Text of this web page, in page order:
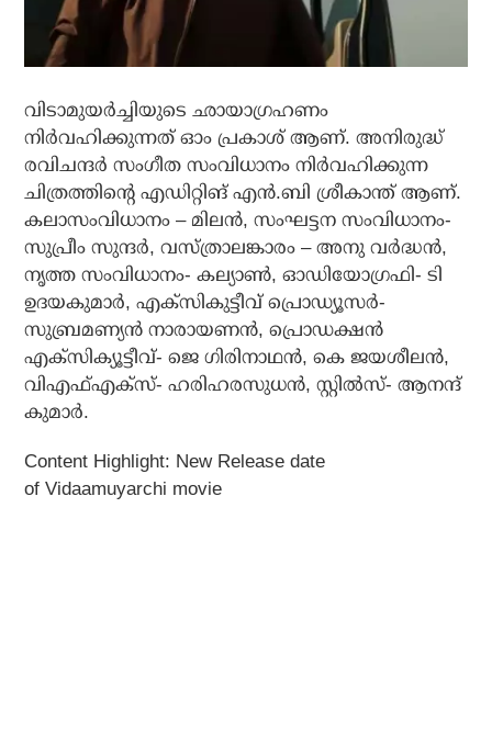
വിടാമുയര്‍ച്ചിയുടെ ഛായാഗ്രഹണം
നിര്‍വഹിക്കുന്നത് ഓം പ്രകാശ് ആണ്. അനിരുദ്ധ്
രവിചന്ദര്‍ സംഗീത സംവിധാനം നിര്‍വഹിക്കുന്ന
ചിത്രത്തിന്റെ എഡിറ്റിങ് എന്‍.ബി ശ്രീകാന്ത് ആണ്.
കലാസംവിധാനം – മിലന്‍, സംഘട്ടന സംവിധാനം-
സുപ്രീം സുന്ദര്‍, വസ്ത്രാലങ്കാരം – അനു വര്‍ദ്ധന്‍,
നൃത്ത സംവിധാനം- കല്യാണ്‍, ഓഡിയോഗ്രഫി- ടി
ഉദയകുമാര്‍, എക്‌സികുട്ടീവ് പ്രൊഡ്യൂസര്‍-
സുബ്രമണ്യന്‍ നാരായണന്‍, പ്രൊഡക്ഷന്‍
എക്‌സിക്യൂട്ടീവ്- ജെ ഗിരിനാഥന്‍, കെ ജയശീലന്‍,
വിഎഫ്എക്‌സ്- ഹരിഹരസുധന്‍, സ്റ്റില്‍സ്- ആനന്ദ്
കുമാര്‍.
Content Highlight: New Release date
of Vidaamuyarchi movie